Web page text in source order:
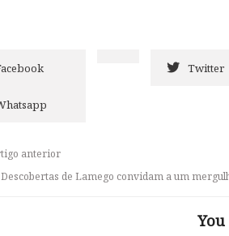
Twitter
anterior
de Lamego convidam a um